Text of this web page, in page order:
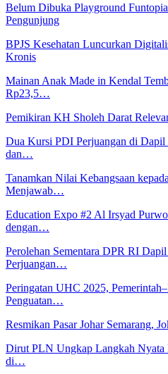
Belum Dibuka Playground
Pengunjung
BPJS Kesehatan Luncurkan
Kronis
Mainan Anak Made in Kendal
Rp23,5…
Pemikiran KH Sholeh Darat
Dua Kursi PDI Perjuangan di
dan…
Tanamkan Nilai Kebangsaan
Menjawab…
Education Expo #2 Al Irsyad
dengan…
Perolehan Sementara DPR RI
Perjuangan…
Peringatan UHC 2025,
Penguatan…
Resmikan Pasar Johar Semarang,
Dirut PLN Ungkap Langkah Nyata
di…